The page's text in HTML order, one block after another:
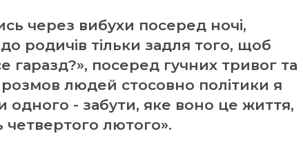
через вибухи посеред ночі,
родичів тільки задля того, щоб
гаразд?», посеред гучних тривог та
людей стосовно політики я
одного - забути, яке воно це життя,
лютого».